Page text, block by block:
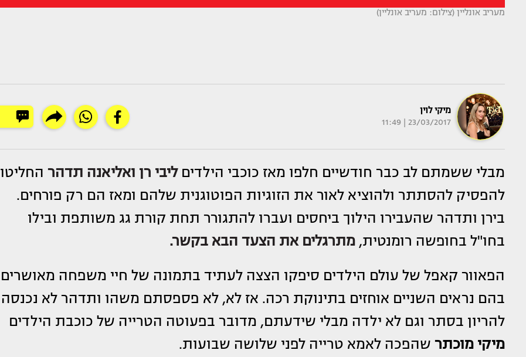
מעריב אונליין (צילום: מעריב אונליין)
מיקי לוין
23/03/2017 | 11:49
מבלי ששמתם לב כבר חודשיים חלפו מאז כוכבי הילדים ליבי רן ואליאנה תדהר החליטו
להפסיק להסתתר ולהוציא לאור את הזוגיות הפוטוגנית שלהם ומאז הם רק פורחים.
בירן ותדהר שהעבירו הילוך ביחסים ועברו להתגורר תחת קורת גג משותפת ובילו
בחו"ל בחופשה רומנטית,מתרגלים את הצעד הבא בקשר.
הפאוור קאפל של עולם הילדים סיפקו הצצה לעתיד בתמונה של חיי משפחה מאושרים
בהם נראים השניים אוחזים בתינוקת רכה. אז לא, לא פספסתם משהו ותדהר לא נכנסה
להריון בסתר וגם לא ילדה מבלי שידעתם, מדובר בפעוטה הטרייה של כוכבת הילדים
מיקי מוכתר שהפכה לאמא טרייה לפני שלושה שבועות.